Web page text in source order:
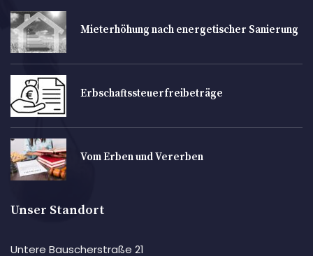
Mieterhöhung nach energetischer Sanierung
Erbschaftssteuerfreibeträge
Vom Erben und Vererben
Unser Standort
Untere Bauscherstraße 21